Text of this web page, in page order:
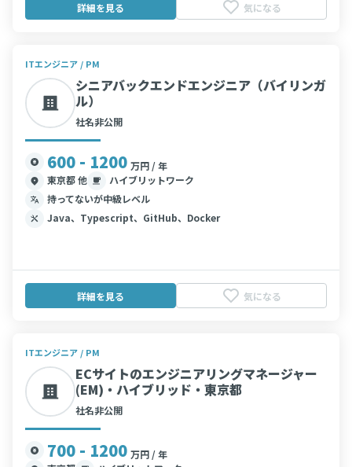
詳細を見る 気になる
ITエンジニア / PM
シニアバックエンドエンジニア（バイリンガ
ル）
社名非公開
600 - 1200 万円 / 年
東京都 他
ハイブリットワーク
持ってないが中級レベル
Java、Typescript、GitHub、Docker
詳細を見る 気になる
ITエンジニア / PM
ECサイトのエンジニアリングマネージャー
(EM)・ハイブリッド・東京都
社名非公開
700 - 1200 万円 / 年